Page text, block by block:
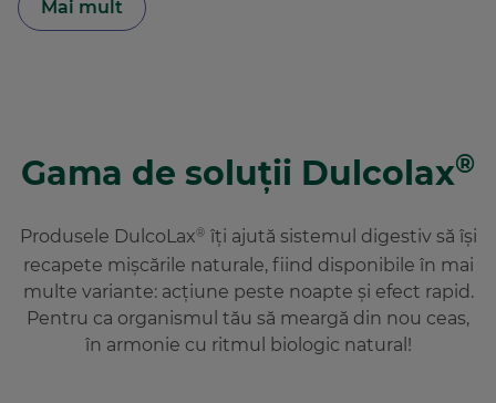
Mai mult
Gama de soluții Dulcolax®
Produsele DulcoLax® îți ajută sistemul digestiv să își
recapete mișcările naturale, fiind disponibile în mai
multe variante: acțiune peste noapte și efect rapid.
Pentru ca organismul tău să meargă din nou ceas,
în armonie cu ritmul biologic natural!